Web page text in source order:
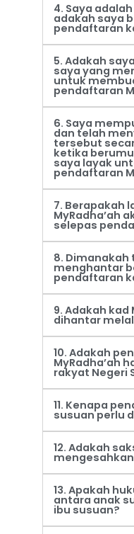
4. Saya
adakah saya
pendaftaran
5. Adakah
saya yang
untuk
pendaftaran
6. Saya
dan telah
tersebut
ketika
saya layak
pendaftaran
7. Berapakah
MyRadha’ah
selepas
8.
menghantar
pendaftaran
9. Adakah kad
dihantar
10. Adakah
MyRadha’ah
rakyat Negeri
11. Kenapa
susuan perlu
12. Adakah
13. Apakah
antara anak
ibu susuan?